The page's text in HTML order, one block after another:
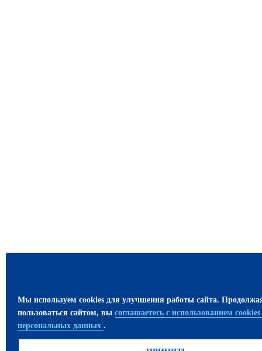
Мы используем cookies для улучшения работы сайта.
пользоваться сайтом, вы соглашаетесь с использованием cookies
персональных данных .